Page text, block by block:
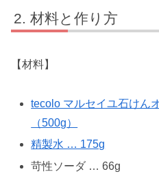
材料と作り方
【材料】
tecolo マルセイユ石けん
（500g）
精製水 … 175g
苛性ソーダ … 66g